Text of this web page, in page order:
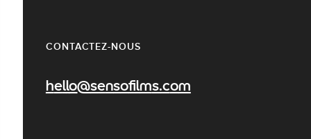
CONTACTEZ-NOUS
hello@sensofilms.com